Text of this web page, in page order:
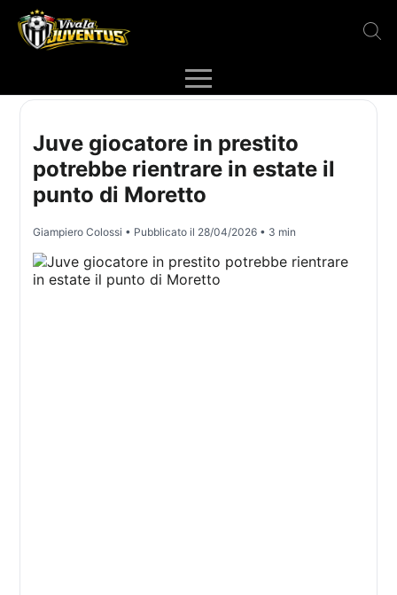
Juve giocatore in prestito
potrebbe rientrare in estate il
punto di Moretto
Giampiero Colossi • Pubblicato il 28/04/2026 • 3 min